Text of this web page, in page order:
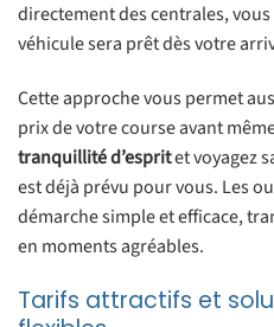
directement des centrales,
véhicule sera prêt dès votre
Cette approche vous permet
prix de votre course avant
tranquillité d’espritet voyagez
est déjà prévu pour vous. Les
démarche simple et efficace,
en moments agréables.
Tarifs attractifs et